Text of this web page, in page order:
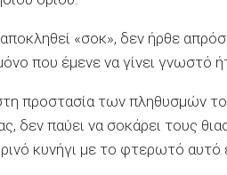
«σοκ», δεν ήρθε
που έμενε να γίνει γνωστό
προστασία των πληθυσμών
δεν παύει να σοκάρει τους
κυνήγι με το φτερωτό αυτό